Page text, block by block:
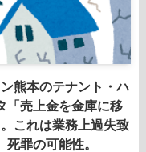
熊本のテナント・ハ
「売上金を金庫に移
これは業務上過失致
死罪の可能性。